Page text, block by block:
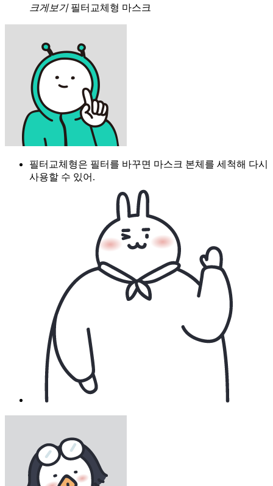
크게보기 필터교체형 마스크
필터교체형은 필터를 바꾸면 마스크 본체를 세척해 다시
사용할 수 있어.